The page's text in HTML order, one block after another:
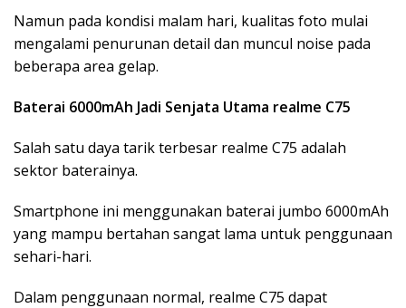
Namun pada kondisi malam hari, kualitas foto mulai
mengalami penurunan detail dan muncul noise pada
beberapa area gelap.
Baterai 6000mAh Jadi Senjata Utama realme C75
Salah satu daya tarik terbesar realme C75 adalah
sektor baterainya.
Smartphone ini menggunakan baterai jumbo 6000mAh
yang mampu bertahan sangat lama untuk penggunaan
sehari-hari.
Dalam penggunaan normal, realme C75 dapat